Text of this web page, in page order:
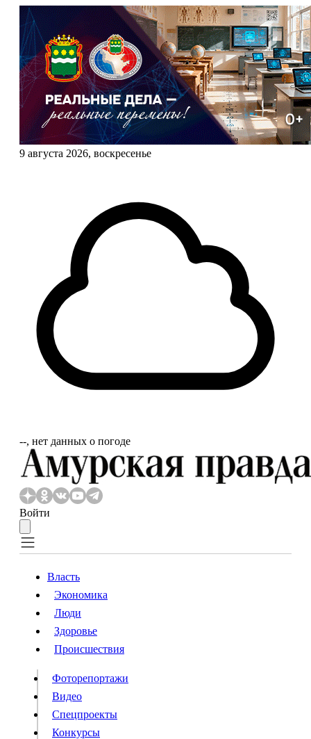
9 августа 2026, воскресенье
‐‐, нет данных о погоде
Войти
Власть
Происшествия
Видео
Конкурсы
Власть
Экономика
Люди
Здоровье
Происшествия
Фоторепортажи
Видео
Спецпроекты
Конкурсы